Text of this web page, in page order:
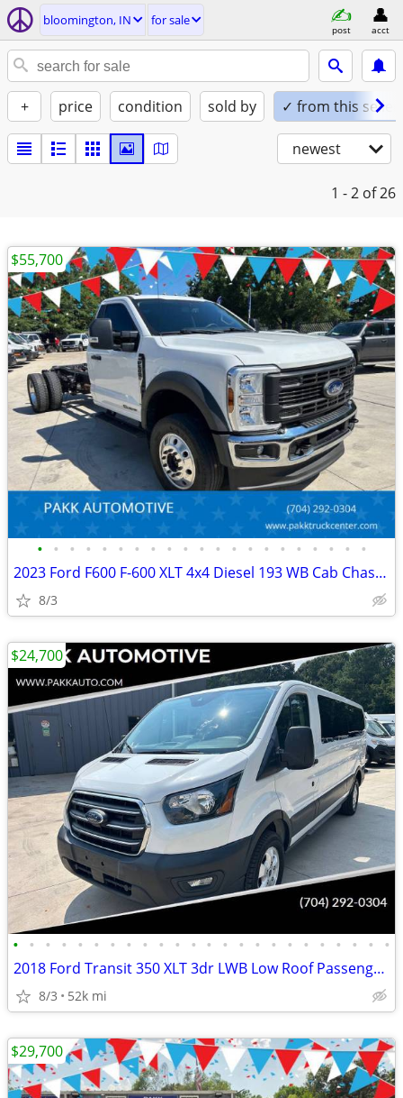
bloomington, IN for sale
post acct
+ price condition sold by ✓ from this seller
newest
1 - 2 of 26
• • • • • • • • • • • • • • • • • • • • •
2023 Ford F600 F-600 XLT 4x4 Diesel 193 WB Cab Chassis Fully Loaded
8/3
$55,700
• • • • • • • • • • • • • • • • • • • • • • • •
2018 Ford Transit 350 XLT 3dr LWB Low Roof Passenger Van w/Sliding Sid
8/3 52k mi
$24,700
$29,700